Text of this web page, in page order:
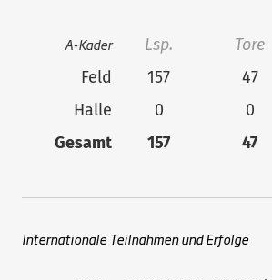
A-Kader Lsp. Tore
Feld
157 47
Halle
0 0
Gesamt
157 47
Internationale Teilnahmen und Erfolge